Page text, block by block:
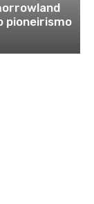
pioneirismo